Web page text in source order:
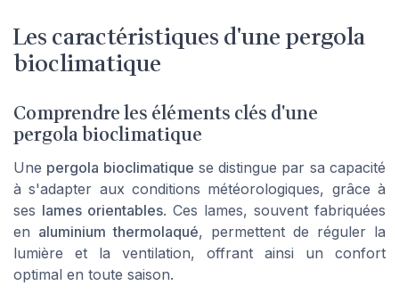
Les caractéristiques d'une pergola
bioclimatique
Comprendre les éléments clés d'une
pergola bioclimatique
Une pergola bioclimatique se distingue par sa capacité
à s'adapter aux conditions météorologiques, grâce à
ses lames orientables. Ces lames, souvent fabriquées
en aluminium thermolaqué, permettent de réguler la
lumière et la ventilation, offrant ainsi un confort
optimal en toute saison.